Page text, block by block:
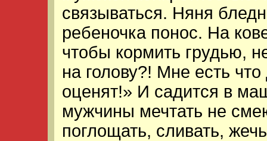
связываться. Няня
ребеночка понос. На
чтобы кормить грудью,
на голову?! Мне есть
оценят!» И садится в
мужчины мечтать не
поглощать, сливать,